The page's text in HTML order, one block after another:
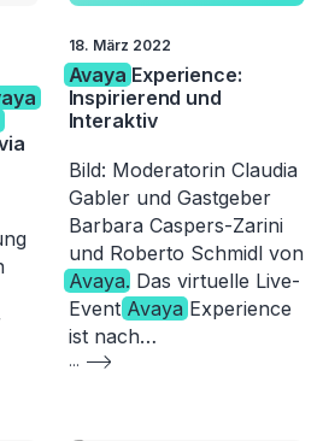
18. März 2022
Avaya Experience:
Inspirierend und
Interaktiv
Bild: Moderatorin Claudia
Gabler und Gastgeber
Barbara Caspers-Zarini
und Roberto Schmidl von
Avaya. Das virtuelle Live-
Event Avaya Experience
ist nach…
...